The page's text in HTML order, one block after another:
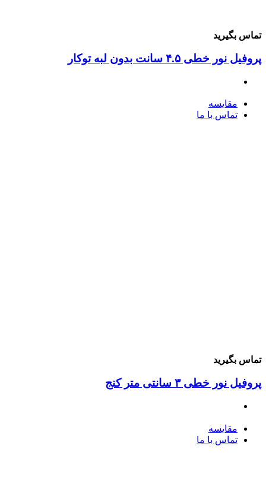
بگیرید
نور خطی ۴.۵ سانت بدون لبه توکار
مقایسه
تماس با ما
بگیرید
نور خطی ۳ سانتی متر کنج
مقایسه
تماس با ما